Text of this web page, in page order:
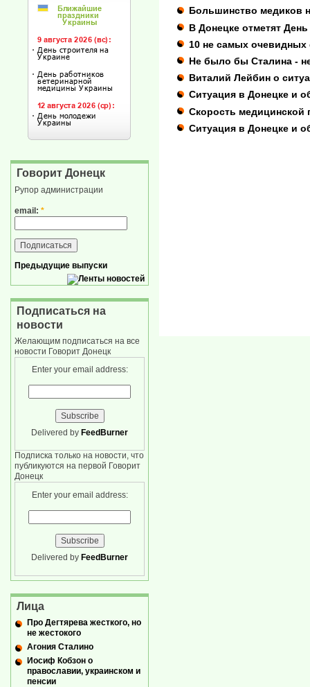
Большинство медиков
В Донецке отметят
10 не самых очевидных
Не было бы Сталина -
Виталий Лейбин о
Ситуация в Донецке и
Скорость медицинской
Ситуация в Донецке и
Говорит Донецк
Рупор администрации
email: *
Предыдущие выпуски
Подписаться на
новости
Желающим подписаться на все
новости Говорит Донецк
Enter your email address:
Delivered by FeedBurner
Подписка только на новости, что
публикуются на первой Говорит
Донецк
Enter your email address:
Delivered by FeedBurner
Лица
Про Дегтярева жесткого, но
не жестокого
Агония Сталино
Иосиф Кобзон о
православии, украинском и
пенсии